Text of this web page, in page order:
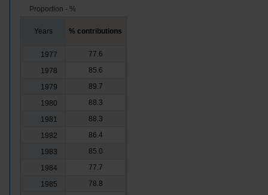
Proportion - %
Years % contributions
1977
77.6
1978
85.6
1979
89.7
1980
88.3
1981
88.3
1982
86.4
1983
85.0
1984
77.7
1985
78.8